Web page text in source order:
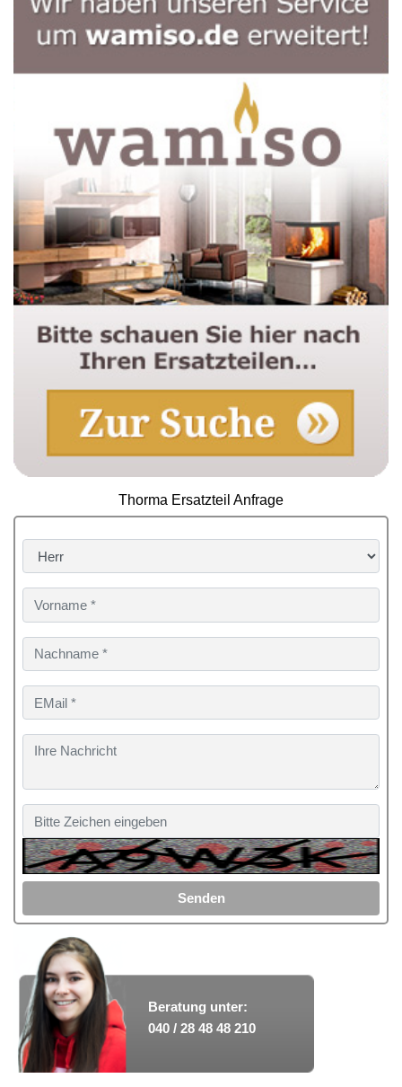
Thorma Ersatzteil Anfrage
Senden
Beratung unter:
040 / 28 48 48 210